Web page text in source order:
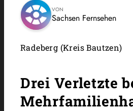
VON
Sachsen Fernsehen
Radeberg (Kreis Bautzen)
Drei Verletzte